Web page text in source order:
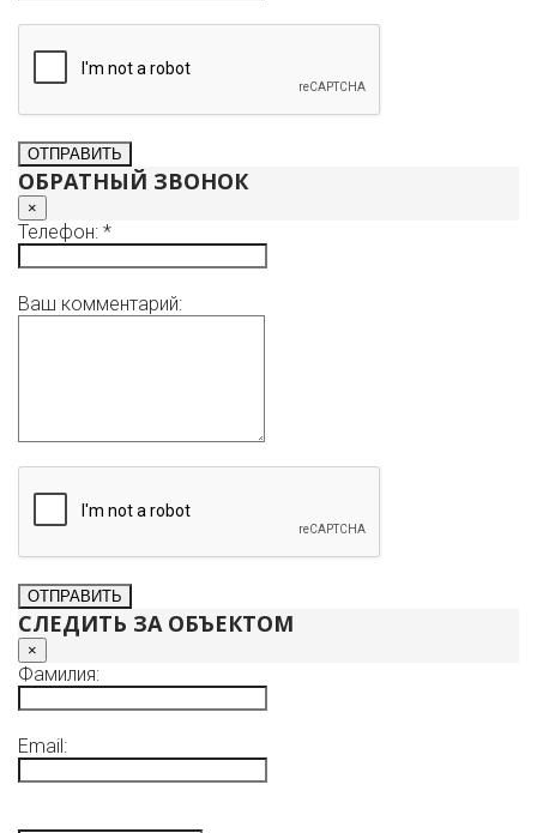
ОБРАТНЫЙ ЗВОНОК
×
Телефон: *
Ваш комментарий:
СЛЕДИТЬ ЗА ОБЪЕКТОМ
×
Фамилия:
Email: